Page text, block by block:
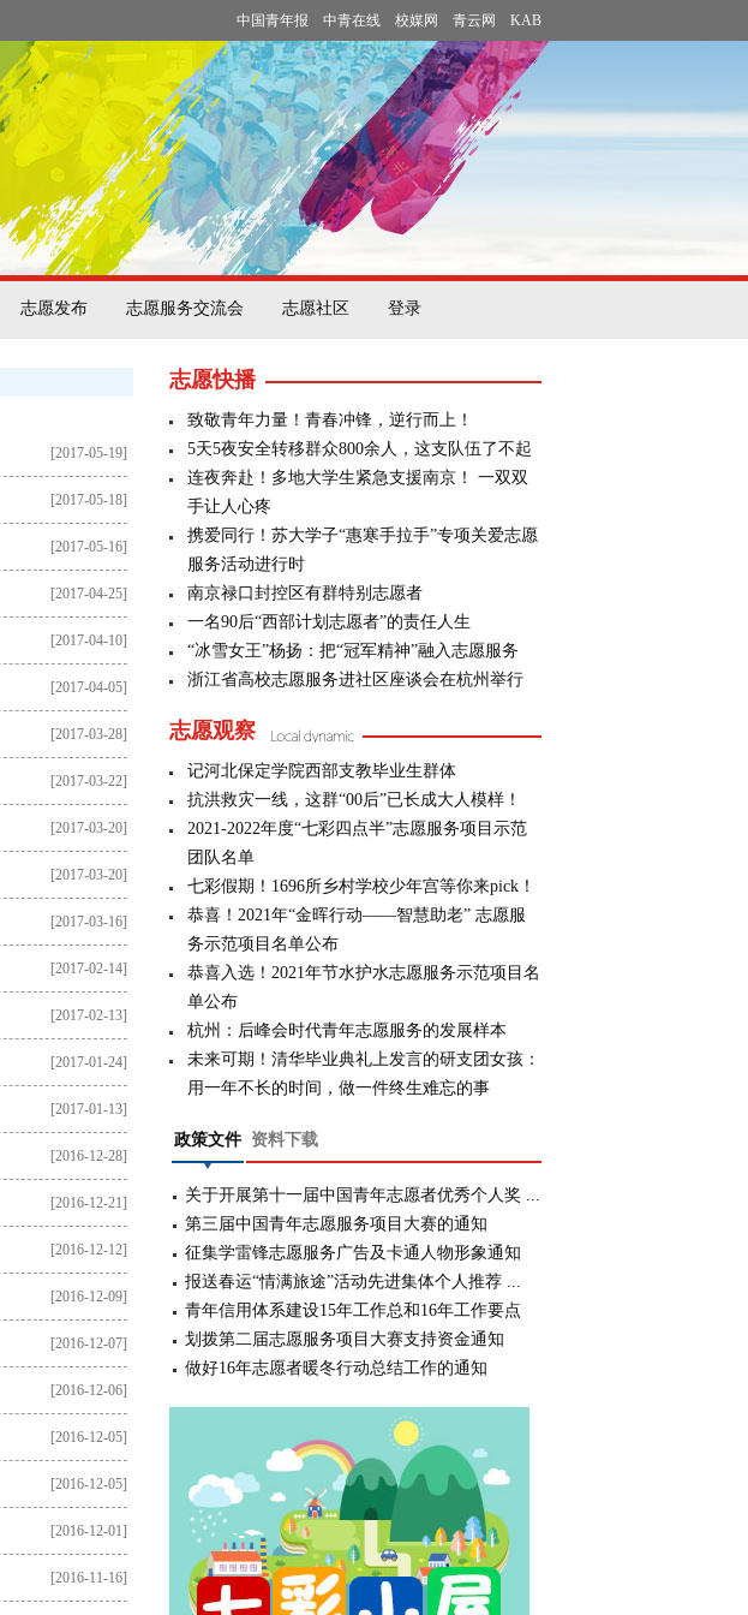
中国青年报 中青在线 校媒网 青云网 KAB
志愿发布 志愿服务交流会 志愿社区 登录
[2017-05-19]
[2017-05-18]
[2017-05-16]
[2017-04-25]
[2017-04-10]
[2017-04-05]
[2017-03-28]
[2017-03-22]
[2017-03-20]
[2017-03-20]
[2017-03-16]
[2017-02-14]
[2017-02-13]
[2017-01-24]
[2017-01-13]
[2016-12-28]
[2016-12-21]
[2016-12-12]
[2016-12-09]
[2016-12-07]
[2016-12-06]
[2016-12-05]
[2016-12-05]
[2016-12-01]
[2016-11-16]
志愿快播
致敬青年力量！青春冲锋，逆行而上！
5天5夜安全转移群众800余人，这支队伍了不起
连夜奔赴！多地大学生紧急支援南京！ 一双双
手让人心疼
携爱同行！苏大学子“惠寒手拉手”专项关爱志愿
服务活动进行时
南京禄口封控区有群特别志愿者
一名90后“西部计划志愿者”的责任人生
“冰雪女王”杨扬：把“冠军精神”融入志愿服务
浙江省高校志愿服务进社区座谈会在杭州举行
志愿观察
记河北保定学院西部支教毕业生群体
抗洪救灾一线，这群“00后”已长成大人模样！
2021-2022年度“七彩四点半”志愿服务项目示范
团队名单
七彩假期！1696所乡村学校少年宫等你来pick！
恭喜！2021年“金晖行动——智慧助老” 志愿服
务示范项目名单公布
恭喜入选！2021年节水护水志愿服务示范项目名
单公布
杭州：后峰会时代青年志愿服务的发展样本
未来可期！清华毕业典礼上发言的研支团女孩：
用一年不长的时间，做一件终生难忘的事
政策文件 资料下载
关于开展第十一届中国青年志愿者优秀个人奖 ...
第三届中国青年志愿服务项目大赛的通知
征集学雷锋志愿服务广告及卡通人物形象通知
报送春运“情满旅途”活动先进集体个人推荐 ...
青年信用体系建设15年工作总和16年工作要点
划拨第二届志愿服务项目大赛支持资金通知
做好16年志愿者暖冬行动总结工作的通知